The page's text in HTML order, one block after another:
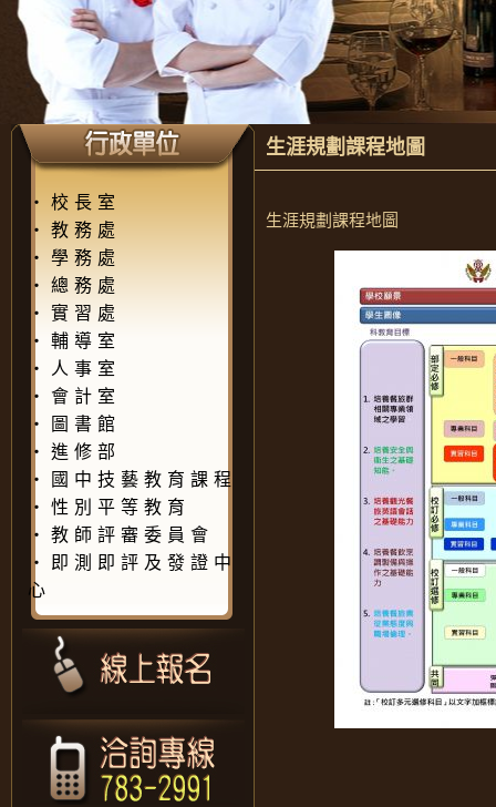
‧ 校長室
‧ 教務處
‧ 學務處
‧ 總務處
‧ 實習處
‧ 輔導室
‧
人事室
‧ 會計室
‧
圖書館
‧ 進修部
‧
國中技藝教育課程
‧ 性別平等教育
‧ 教師評審委員會
‧
即測即評及發證中
心
生涯規劃課程地圖
生涯規劃課程地圖